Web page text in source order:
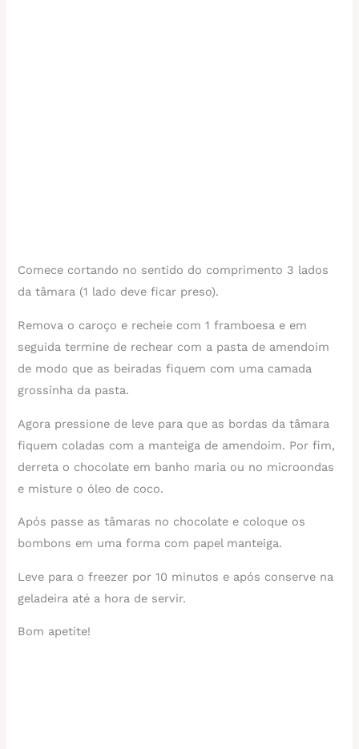
Comece cortando no sentido do comprimento 3 lados
da tâmara (1 lado deve ficar preso).
Remova o caroço e recheie com 1 framboesa e em
seguida termine de rechear com a pasta de amendoim
de modo que as beiradas fiquem com uma camada
grossinha da pasta.
Agora pressione de leve para que as bordas da tâmara
fiquem coladas com a manteiga de amendoim. Por fim,
derreta o chocolate em banho maria ou no microondas
e misture o óleo de coco.
Após passe as tâmaras no chocolate e coloque os
bombons em uma forma com papel manteiga.
Leve para o freezer por 10 minutos e após conserve na
geladeira até a hora de servir.
Bom apetite!